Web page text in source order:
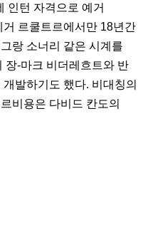
인턴 자격으로 예거
르쿨트르에서만 18년간
랑 소너리 같은 시계를
장-마크 비더레흐트와 반
발하기도 했다. 비대칭의
비용은 다비드 칸도의